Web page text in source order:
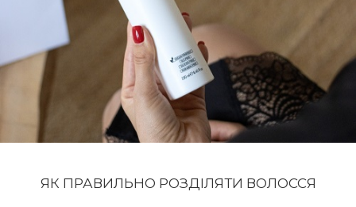
ЯК ПРАВИЛЬНО РОЗДІЛЯТИ ВОЛОССЯ